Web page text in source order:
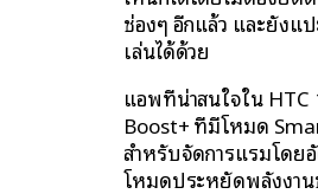
ช่องๆ อีกแล้ว และยังแ
เล่นได้ด้วย
แอพที่น่าสนใจใน HTC
Boost+ ที่มีโหมด
สำหรับจัดการแรมโดย
โหมดประหยัดพลังงา